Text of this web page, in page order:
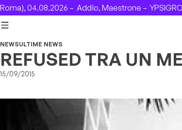
Skip to content
04.08.2026 –Addio, Maestrone –YPSIGROCK
NEWSULTIME NEWS
REFUSED TRA UN
15/09/2015